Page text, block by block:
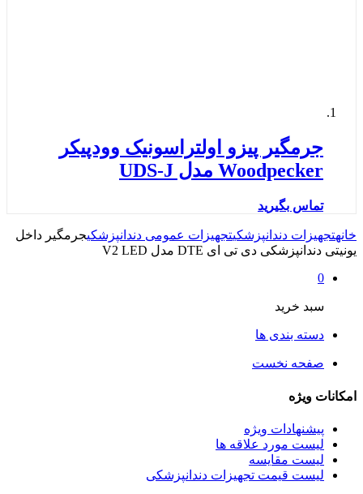
جرمگیر پیزو اولتراسونیک وودپیکر
Woodpecker مدل UDS-J
تماس بگیرید
خانهتجهیزات دندانپزشکیتجهیزات عمومی دندانپزشکیجرمگیر داخل
یونیتی دندانپزشکی دی تی ای DTE مدل V2 LED
0
سبد خرید
دسته بندی ها
صفحه نخست
امکانات ویژه
پیشنهادات ویژه
لیست مورد علاقه ها
لیست مقایسه
لیست قیمت تجهیزات دندانپزشکی